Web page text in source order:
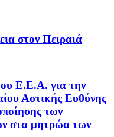
στον Πειραιά
Ε.Ε.Α. για την
Αστικής Ευθύνης
των
στα μητρώα των